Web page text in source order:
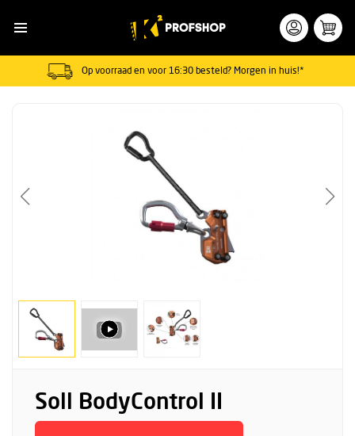
Op voorraad en voor 16:30 besteld? Morgen in huis!*
Soll BodyControl II